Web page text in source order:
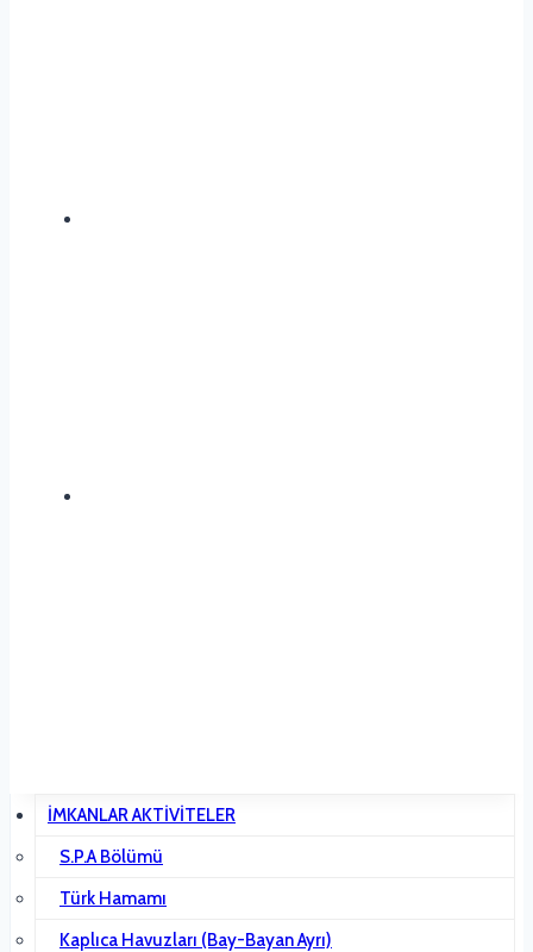
İMKANLAR AKTİVİTELER
S.P.A Bölümü
Türk Hamamı
Kaplıca Havuzları (Bay-Bayan Ayrı)